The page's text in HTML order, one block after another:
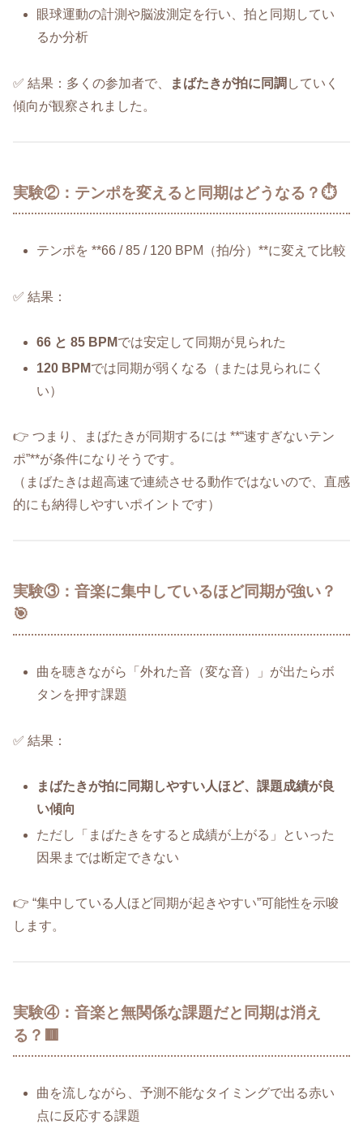
眼球運動の計測や脳波測定を行い、拍と同期してい
るか分析
✅ 結果：多くの参加者で、 まばたきが拍に同調 していく
傾向が観察されました。
実験②：テンポを変えると同期はどうなる？⏱️
テンポを **66 / 85 / 120 BPM（拍/分）**に変えて比較
✅ 結果：
66 と 85 BPMでは安定して同期が見られた
120 BPMでは同期が弱くなる（または見られにく
い）
👉 つまり、まばたきが同期するには **“速すぎないテン
ポ”**が条件になりそうです。
（まばたきは超高速で連続させる動作ではないので、直感
的にも納得しやすいポイントです）
実験③：音楽に集中しているほど同期が強い？
🎯
曲を聴きながら「外れた音（変な音）」が出たらボ
タンを押す課題
✅ 結果：
まばたきが拍に同期しやすい人ほど、課題成績が良
い傾向
ただし「まばたきをすると成績が上がる」といった
因果までは断定できない
👉 “集中している人ほど同期が起きやすい”可能性を示唆
します。
実験④：音楽と無関係な課題だと同期は消え
る？🟥
曲を流しながら、予測不能なタイミングで出る赤い
点に反応する課題